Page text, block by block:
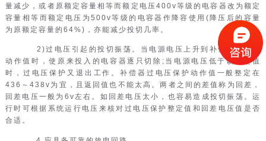
量减少，或者原额定容量相等而额定电压400v等级的电容器改为额定
容量相等而额定电压为500v等级的电容器作降容使用(降压后的容量
为原额定容量的64%)，亦能减少投切几率。
2)过电压引起的投切振荡。当电源电压上升到补偿仪过电压
动作值时，使原来投入的电容器逐只切除;当电源电压低于该设定值
时，过电压保护又退出工作。补偿器过电压保护动作值一般整定在
436～438v为宜，且返回值也不能太高。两者之间的差值称为回差，
回差电压一般为6v左右。如回差电压太小，也容易造成投切振荡。运
行时可根据系统运行电压来核对过电压保护整定值和回差电压值是否
合适。